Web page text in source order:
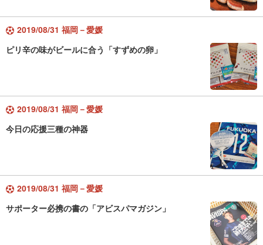
2019/08/31 福岡－愛媛
ピリ辛の味がビールに合う「すずめの卵」
2019/08/31 福岡－愛媛
今日の応援三種の神器
2019/08/31 福岡－愛媛
サポーター必携の書の「アビスパマガジン」